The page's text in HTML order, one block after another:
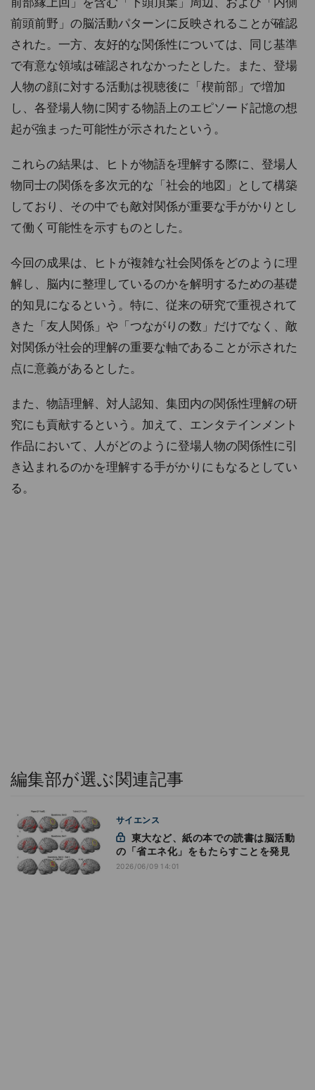
前頭前野」の脳活動パターンに反映されることが確認
された。一方、友好的な関係性については、同じ基準
で有意な領域は確認されなかったとした。また、登場
人物の顔に対する活動は視聴後に「楔前部」で増加
し、各登場人物に関する物語上のエピソード記憶の想
起が強まった可能性が示されたという。
これらの結果は、ヒトが物語を理解する際に、登場人
物同士の関係を多次元的な「社会的地図」として構築
しており、その中でも敵対関係が重要な手がかりとし
て働く可能性を示すものとした。
今回の成果は、ヒトが複雑な社会関係をどのように理
解し、脳内に整理しているのかを解明するための基礎
的知見になるという。特に、従来の研究で重視されて
きた「友人関係」や「つながりの数」だけでなく、敵
対関係が社会的理解の重要な軸であることが示された
点に意義があるとした。
また、物語理解、対人認知、集団内の関係性理解の研
究にも貢献するという。加えて、エンタテインメント
作品において、人がどのように登場人物の関係性に引
き込まれるのかを理解する手がかりにもなるとしてい
る。
編集部が選ぶ関連記事
サイエンス
の「省エネ化」をもたらすことを発見
2026/06/09 14:01